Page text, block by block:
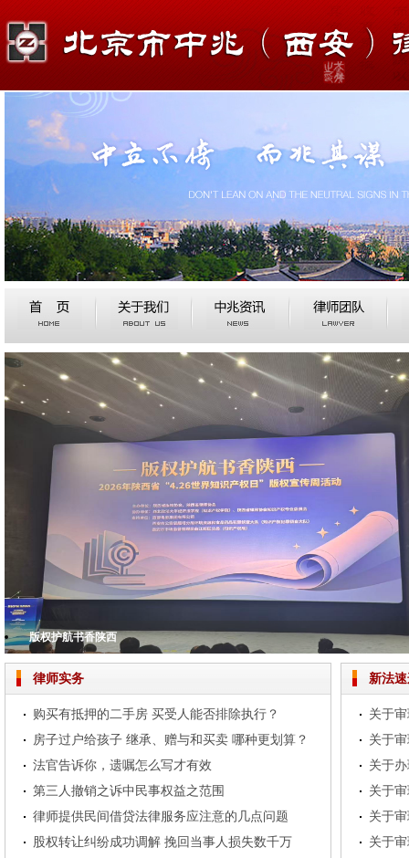
夯实民商事法律根基 助推法律服务提质增效——我所举办专题业务培训
版权护航书香陕西
腊味满廊棚 安昌醉年味
铭记历史，担当使命——北京市中兆（西安）律师事务所共观抗战胜利80周年
北京市中兆（西安）律师事务所2024年度总结大会圆满落幕
律师实务
购买有抵押的二手房 买受人能否排除执行？
房子过户给孩子 继承、赠与和买卖 哪种更划算？
法官告诉你，遗嘱怎么写才有效
第三人撤销之诉中民事权益之范围
律师提供民间借贷法律服务应注意的几点问题
股权转让纠纷成功调解 挽回当事人损失数千万
新法
关于